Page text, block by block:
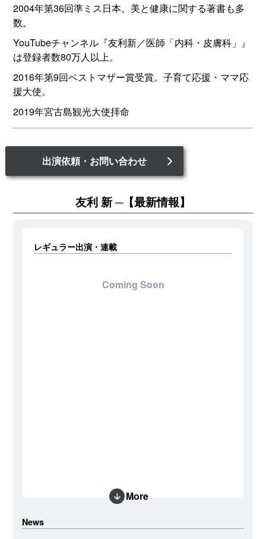
2004年第36回準ミス日本。美と健康に関する著書も多
数。
YouTubeチャンネル『友利新／医師「内科・皮膚科」』
は登録者数80万人以上。
2016年第9回ベストマザー賞受賞。子育て応援・ママ応
援大使。
2019年宮古島観光大使拝命
出演依頼・お問い合わせ
友利 新 【最新情報】
レギュラー出演・連載
Coming Soon
More
News